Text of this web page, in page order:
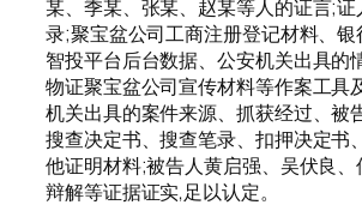
某、季某、张某、赵某等人的证言;
录;聚宝盆公司工商注册登记材料、
智投平台后台数据、公安机关出具的
物证聚宝盆公司宣传材料等作案工具
机关出具的案件来源、抓获经过、被
搜查决定书、搜查笔录、扣押决定书
他证明材料;被告人黄启强、吴伏良
辩解等证据证实,足以认定。